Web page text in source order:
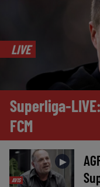
LIVE
Superliga-
FCM
AVIS
►